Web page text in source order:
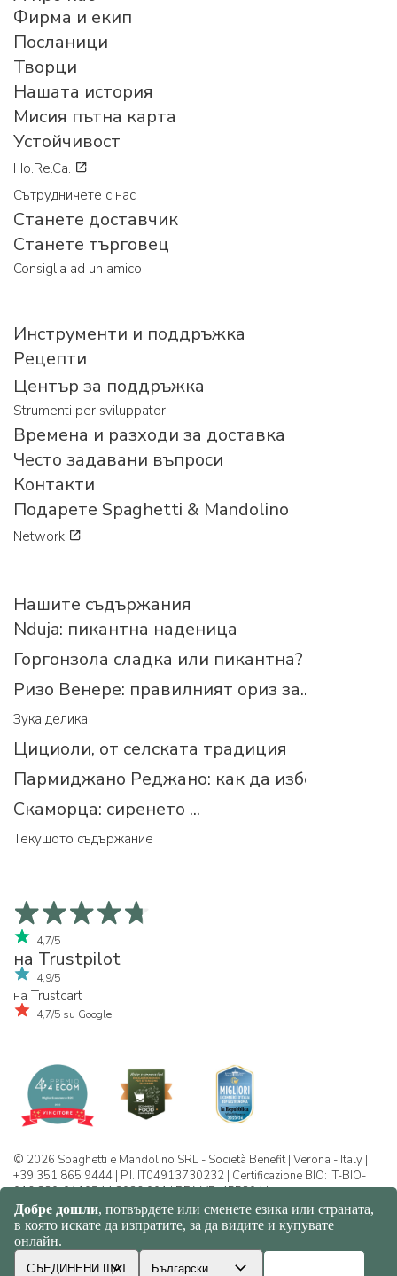
Фирма и екип
Посланици
Творци
Нашата история
Мисия пътна карта
Устойчивост
Ho.Re.Ca.
Сътрудничете с нас
Станете доставчик
Станете търговец
Consiglia ad un amico
Инструменти и поддръжка
Рецепти
Център за поддръжка
Strumenti per sviluppatori
Времена и разходи за доставка
Често задавани въпроси
Контакти
Подарете Spaghetti & Mandolino
Network
Нашите съдържания
Nduja: пикантна наденица
Горгонзола сладка или пикантна?
Ризо Венере: правилният ориз за...
Зука делика
Цициоли, от селската традиция
Пармиджано Реджано: как да изберем
Скаморца: сиренето ...
Текущото съдържание
4,7/5
на Trustpilot
4,9/5
на Trustcart
4,7/5 su Google
© 2026 Spaghetti e Mandolino SRL - Società Benefit | Verona - Italy |
+39 351 865 9444 | P.I. IT04913730232 | Certificazione BIO: IT-BIO-
016.380-0110744.2026.001 | REA VR-455804 |
Политика за конфиденциалност и
бисквитки
Sitemap